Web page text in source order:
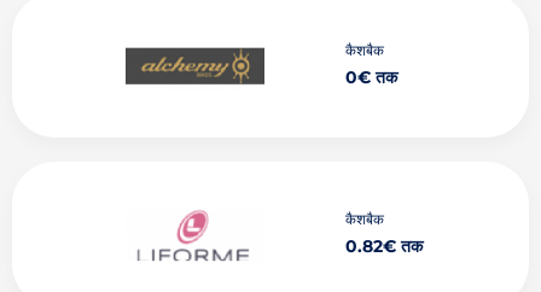
कैशबैक
0€ तक
कैशबैक
0.82€ तक